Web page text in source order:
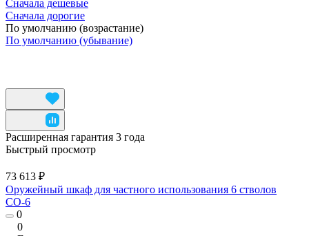
Сначала дешевые
Сначала дорогие
По умолчанию (возрастание)
По умолчанию (убывание)
Расширенная гарантия 3 года
Быстрый просмотр
73 613 ₽
Оружейный шкаф для частного использования 6 стволов
СО-6
0
0